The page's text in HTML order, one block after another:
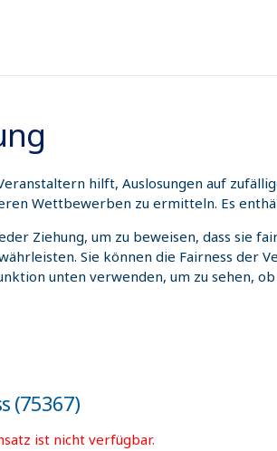
hilft, Auslosungen auf
Wettbewerben zu ermitteln. Es
Ziehung, um zu beweisen, dass sie
Sie können die Fairness der
unten verwenden, um zu sehen,
(75367)
ist nicht verfügbar.